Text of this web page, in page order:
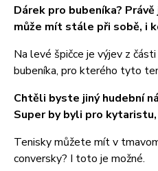
Dárek pro bubeníka?
může mít stále při sobě, i
Na levé špičce je výjev z
bubeníka, pro kterého tyto
Chtěli byste jiný hudební
Super by byli pro
Tenisky můžete mít v
conversky? I toto je možné.